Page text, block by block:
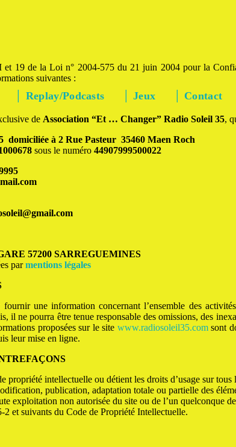
│ Replay/Podcasts │ Jeux │ Contact
19 de la Loi n° 2004-575 du 21 juin 2004 pour la
suivantes :
de Association “Et … Changer” Radio Soleil 35,
domiciliée à 2 Rue Pasteur 35460 Maen Roch
sous le numéro 44907999500022
57200 SARREGUEMINES
parmentions légales
une information concernant l’ensemble des
il ne pourra être tenue responsable des omissions, des
proposées sur le site www.radiosoleil35.comsont
leur mise en ligne.
intellectuelle ou détient les droits d’usage sur
publication, adaptation totale ou partielle des
exploitation non autorisée du site ou de l’un quelconque
et suivants du Code de Propriété Intellectuelle.